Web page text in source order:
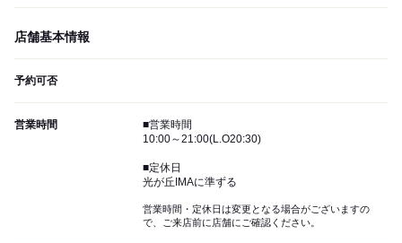
店舗基本情報
予約可否
営業時間
■営業時間
10:00～21:00(L.O20:30)
■定休日
光が丘IMAに準ずる
営業時間・定休日は変更となる場合がございますの
で、ご来店前に店舗にご確認ください。